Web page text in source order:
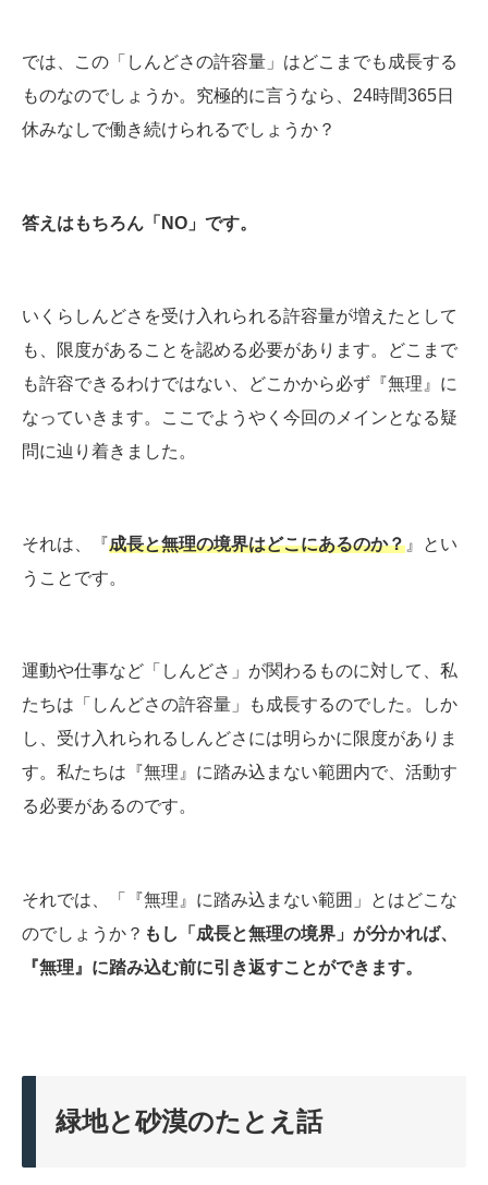
では、この「しんどさの許容量」はどこまでも成長する
ものなのでしょうか。究極的に言うなら、24時間365日
休みなしで働き続けられるでしょうか？
答えはもちろん「NO」です。
いくらしんどさを受け入れられる許容量が増えたとして
も、限度があることを認める必要があります。どこまで
も許容できるわけではない、どこかから必ず『無理』に
なっていきます。ここでようやく今回のメインとなる疑
問に辿り着きました。
それは、『成長と無理の境界はどこにあるのか？ 』とい
うことです。
運動や仕事など「しんどさ」が関わるものに対して、私
たちは「しんどさの許容量」も成長するのでした。しか
し、受け入れられるしんどさには明らかに限度がありま
す。私たちは『無理』に踏み込まない範囲内で、活動す
る必要があるのです。
それでは、「『無理』に踏み込まない範囲」とはどこな
のでしょうか？ もし「成長と無理の境界」が分かれば、
『無理』に踏み込む前に引き返すことができます。
緑地と砂漠のたとえ話